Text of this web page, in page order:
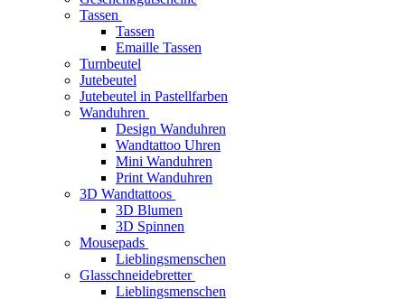
Tassen
Tassen
Emaille Tassen
Turnbeutel
Jutebeutel
Jutebeutel in Pastellfarben
Wanduhren
Design Wanduhren
Wandtattoo Uhren
Mini Wanduhren
Print Wanduhren
3D Wandtattoos
3D Blumen
3D Spinnen
Mousepads
Lieblingsmenschen
Glasschneidebretter
Lieblingsmenschen